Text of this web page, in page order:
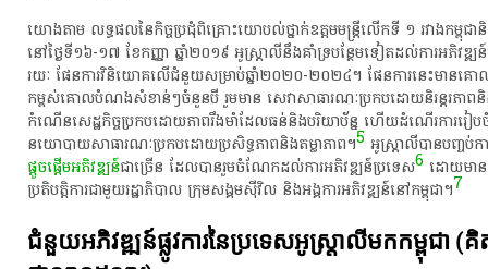
យោង​តាម​ លទ្ធផល​នៃ​កិច្ចប្រជុំ​ពិគ្រោះ​យោបល់​ថ្នាក់ឧត្តម​មន្ត្រី​លើក​ទី​ ១​ រវាង​កម្ពុជា​
នៅ​ថ្ងៃ​ទី​១៦-១៧​ ខែកញ្ញា​ ឆ្នាំ​២០១៩​ អូស្ត្រាលី​នឹង​គាំទ្រ​បន្ថែម​ទៀត​ដល់​ការ​អភិវឌ្ឍ
រយៈ​ ផែនការ​វិនិយោគ​លើ​ជំនួយ​សម្រាប់​ឆ្នាំ​២០២០-២០២៤​។​ ផែនការ​នេះ​មាន​
កម្ពស់​គោលបំណង​សំខាន់ៗ​ចំនួន​បី​ រួម​មាន​ សេវា​សាធារណៈ​ប្រកបដោយ​និរន្តរភាព​និ
កំណើនសេដ្ឋកិច្ច​ប្រកបដោយ​ភាពរឹងមាំ​ដែល​ធន់​និង​បរិ​យា​ប័ន្ន​ ហើយ​ដំណើរការ​រៀ
នយោបាយ​សាធារណៈ​ប្រកបដោយ​ប្រសិទ្ធភាព​និង​តម្លាភាព​។​5 អូស្ត្រាលី​បាន​បញ្ចប់​ក
ផ្តួចផ្តើម​អភិវឌ្ឍន៍​ជា​ច្រើន​ ដែល​បាន​រួមចំណែក​ដល់​ការ​អភិវឌ្ឍន៍​ប្រទេស​6 ដោយ​មា
ប្រតិបត្តិការ​ជាមួយ​រដ្ឋាភិបាល​ ក្រុម​សង្គម​ស៊ី​វិល​ និង​អង្គការ​អភិវឌ្ឍន៍​នៅ​កម្ពុជា​។7